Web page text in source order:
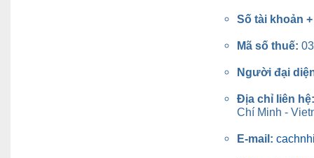
Số tài khoản
Mã số thuế:
Người đại
Địa chỉ liên
Chí Minh -
E-mail: